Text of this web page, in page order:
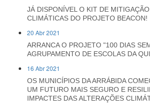
JÁ DISPONÍVEL O KIT DE
CLIMÁTICAS DO PROJETO BEACON!
20 Abr 2021
ARRANCA O PROJETO "100 DIAS
AGRUPAMENTO DE ESCOLAS DA
16 Abr 2021
OS MUNICÍPIOS DA ARRÁBIDA
UM FUTURO MAIS SEGURO E
IMPACTES DAS ALTERAÇÕES